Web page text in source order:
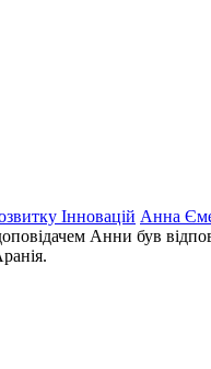
Інновацій Анна
Анни був